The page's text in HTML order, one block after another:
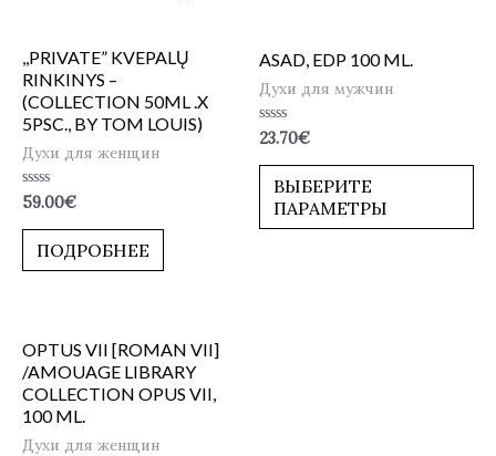
,,PRIVATE” KVEPALŲ
RINKINYS –
(COLLECTION 50ML .X
5PSC., BY TOM LOUIS)
Духи для женщин
Оценка
из
59.00€
ПОДРОБНЕЕ
ASAD, EDP 100 ML.
Духи для мужчин
Оценка
из
23.70€
ВЫБЕРИТЕ
ПАРАМЕТРЫ
OPTUS VII [ROMAN VII]
/AMOUAGE LIBRARY
COLLECTION OPUS VII,
100 ML.
Духи для женщин